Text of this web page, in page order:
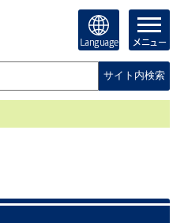
Language メニュー
サイト内検索